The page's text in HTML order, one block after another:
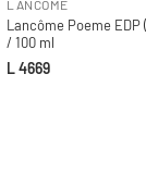
LANCÔME
Lancôme Poeme EDP
/ 100 ml
L 4669